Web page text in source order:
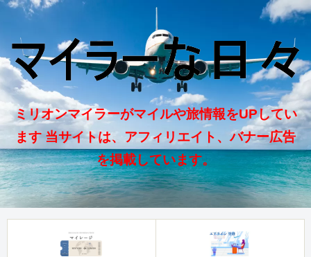
ミリオンマイラーがマイルや旅情報をUPしてい
ます 当サイトは、アフィリエイト、バナー広告
を掲載しています。